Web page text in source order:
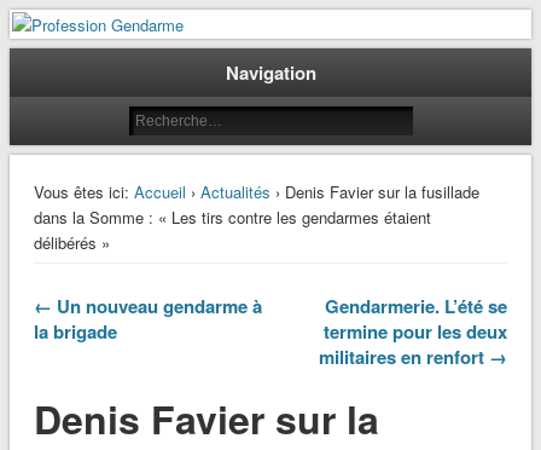
Profession Gendarme
Le journal des gendarmes
Navigation
Vous êtes ici: Accueil › Actualités › Denis Favier sur la fusillade
dans la Somme : « Les tirs contre les gendarmes étaient
délibérés »
← Un nouveau gendarme à
la brigade
Gendarmerie. L’été se
termine pour les deux
militaires en renfort →
Denis Favier sur la